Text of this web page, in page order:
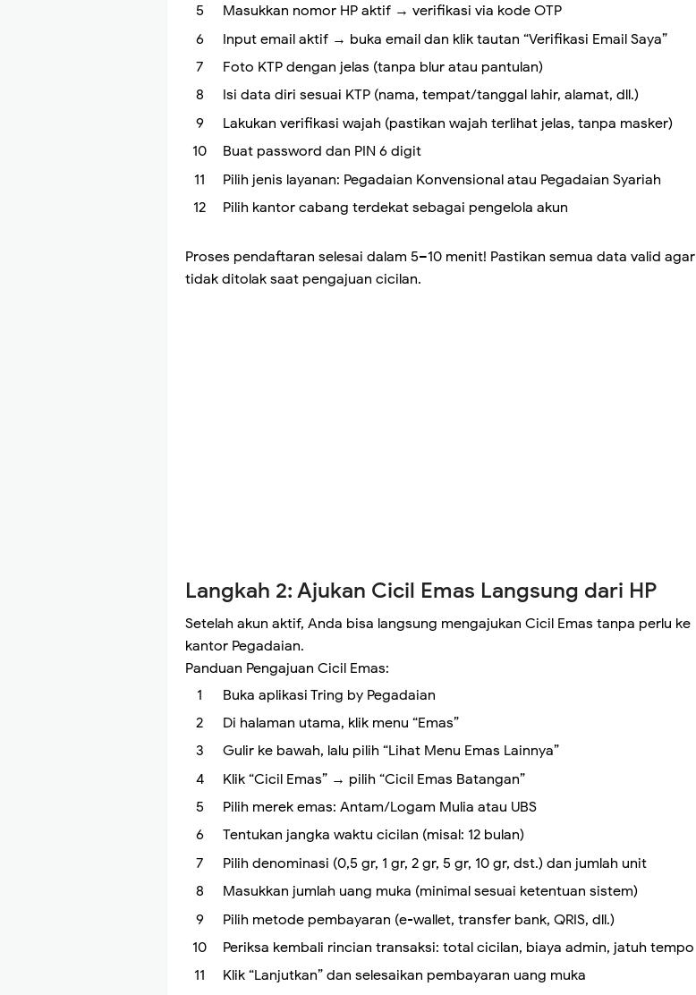
Masukkan nomor HP aktif → verifikasi via kode OTP
Input email aktif → buka email dan klik tautan “Verifikasi Email Saya”
Foto KTP dengan jelas (tanpa blur atau pantulan)
Isi data diri sesuai KTP (nama, tempat/tanggal lahir, alamat, dll.)
Lakukan verifikasi wajah (pastikan wajah terlihat jelas, tanpa masker)
Buat password dan PIN 6 digit
Pilih jenis layanan: Pegadaian Konvensional atau Pegadaian Syariah
Pilih kantor cabang terdekat sebagai pengelola akun
Proses pendaftaran selesai dalam 5–10 menit! Pastikan semua data valid agar
tidak ditolak saat pengajuan cicilan.
Langkah 2: Ajukan Cicil Emas Langsung dari HP
Setelah akun aktif, Anda bisa langsung mengajukan Cicil Emas tanpa perlu ke
kantor Pegadaian.
Panduan Pengajuan Cicil Emas:
Buka aplikasi Tring by Pegadaian
Di halaman utama, klik menu “Emas”
Gulir ke bawah, lalu pilih “Lihat Menu Emas Lainnya”
Klik “Cicil Emas” → pilih “Cicil Emas Batangan”
Pilih merek emas: Antam/Logam Mulia atau UBS
Tentukan jangka waktu cicilan (misal: 12 bulan)
Pilih denominasi (0,5 gr, 1 gr, 2 gr, 5 gr, 10 gr, dst.) dan jumlah unit
Masukkan jumlah uang muka (minimal sesuai ketentuan sistem)
Pilih metode pembayaran (e-wallet, transfer bank, QRIS, dll.)
Periksa kembali rincian transaksi: total cicilan, biaya admin, jatuh tempo
Klik “Lanjutkan” dan selesaikan pembayaran uang muka